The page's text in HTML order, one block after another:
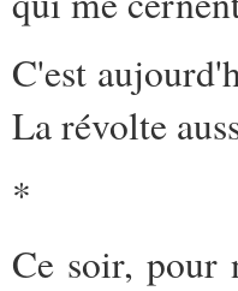
C'est
La révolte
*
Ce soir, pour